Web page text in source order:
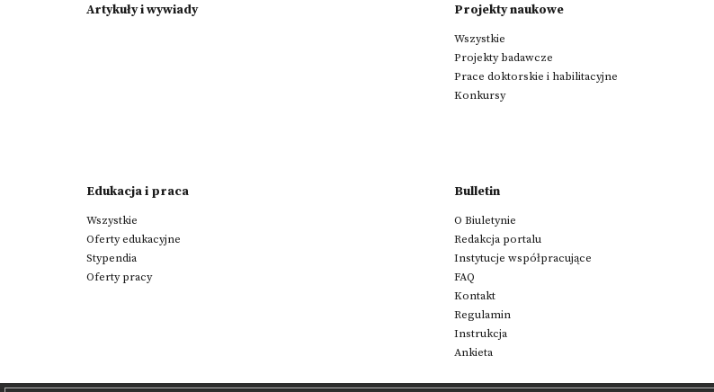
Artykuły i wywiady Projekty naukowe
Wszystkie
Projekty badawcze
Prace doktorskie i habilitacyjne
Konkursy
Edukacja i praca
Wszystkie
Oferty edukacyjne
Stypendia
Oferty pracy
Bulletin
O Biuletynie
Redakcja portalu
Instytucje współpracujące
FAQ
Kontakt
Regulamin
Instrukcja
Ankieta